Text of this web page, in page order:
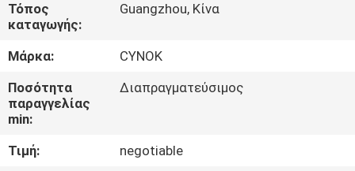
ΓΎΡΟΣ
ΕΡΓΟΣΤΑΣΊΩΝ
ΠΟΙΟΤΙΚΌΣ
Τόπος
καταγωγής:
Guangzhou, Κίνα
Μάρκα:
CYNOK
Ποσότητα
παραγγελίας
min:
Διαπραγματεύσιμος
Τιμή:
negotiable